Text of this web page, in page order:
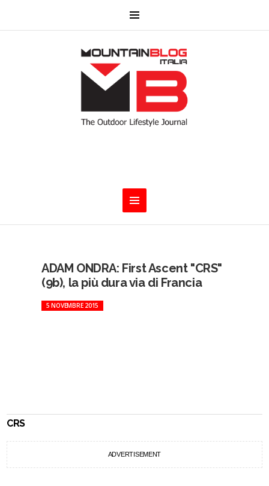
ADAM ONDRA: First Ascent "CRS"
(9b), la più dura via di Francia
5 NOVEMBRE 2015
CRS
ADVERTISEMENT